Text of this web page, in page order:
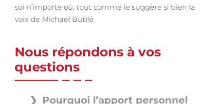
soi n’importe où, tout comme le suggère si bien la
voix de Michael Bublé.
Nous répondons à vos
questions
Pourquoi l’apport personnel